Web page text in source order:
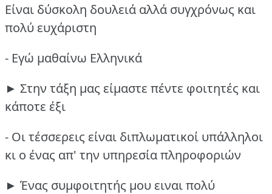
Είναι δύσκολη δουλειά αλλά συγχρόνως και
πολύ ευχάριστη
- Εγώ μαθαίνω Ελληνικά
► Στην τάξη μας είμαστε πέντε φοιτητές και
κάποτε έξι
- Οι τέσσερεις είναι διπλωματικοί υπάλληλοι
κι ο ένας απ' την υπηρεσία πληροφοριών
► Ένας συμφοιτητής μου ειναι πολύ